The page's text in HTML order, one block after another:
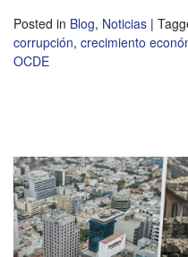
Posted in Blog, Noticias |
corrupción, crecimiento
OCDE